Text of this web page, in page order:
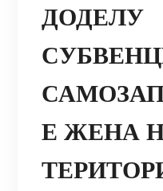
ДОДЕЛУ
Е ЖЕНА